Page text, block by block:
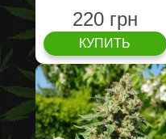
220 грн
КУПИТЬ